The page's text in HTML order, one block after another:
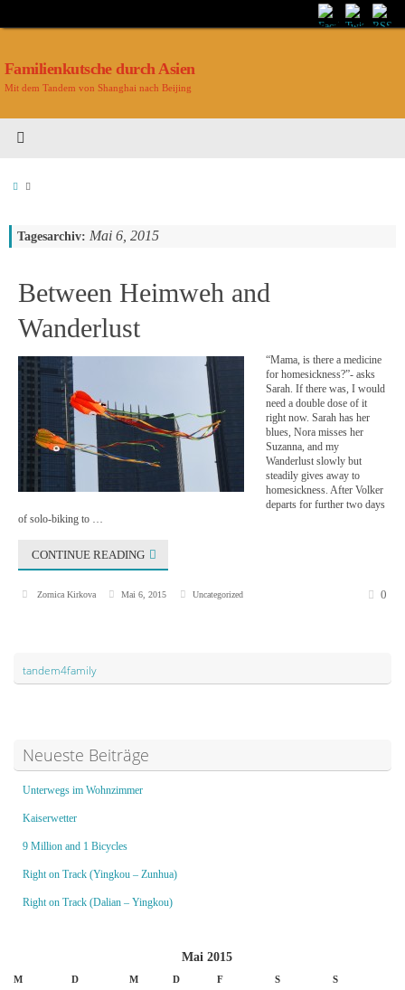
Familienkutsche durch Asien
Mit dem Tandem von Shanghai nach Beijing
Tagesarchiv: Mai 6, 2015
Between Heimweh and
Wanderlust
“Mama, is there a medicine
for homesickness?”- asks
Sarah. If there was, I would
need a double dose of it
right now. Sarah has her
blues, Nora misses her
Suzanna, and my
Wanderlust slowly but
steadily gives away to
homesickness. After Volker
departs for further two days
of solo-biking to …
CONTINUE READING
Zornica Kirkova Mai 6, 2015 Uncategorized 0
tandem4family
Neueste Beiträge
Unterwegs im Wohnzimmer
Kaiserwetter
9 Million and 1 Bicycles
Right on Track (Yingkou – Zunhua)
Right on Track (Dalian – Yingkou)
Mai 2015
M D M D F S S